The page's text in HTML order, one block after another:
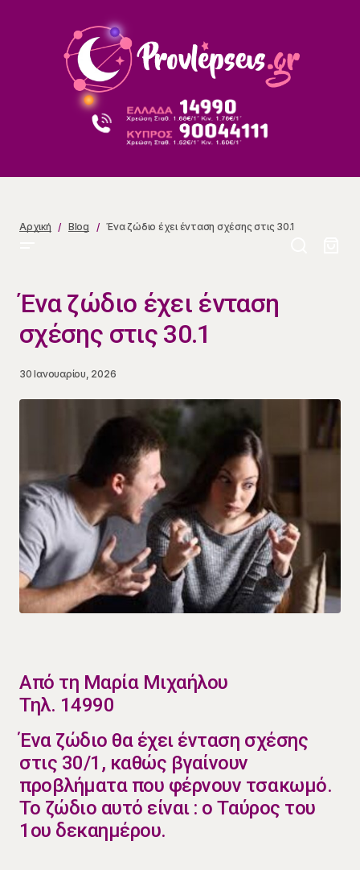
Αρχική Blog Ένα ζώδιο έχει ένταση σχέσης στις 30.1
Ένα ζώδιο έχει ένταση
σχέσης στις 30.1
30 Ιανουαρίου, 2026
​Από τη Μαρία Μιχαήλου
Τηλ. 14990
​Ένα ζώδιο θα έχει ένταση σχέσης
στις 30/1, καθώς βγαίνουν
προβλήματα που φέρνουν τσακωμό.
Το ζώδιο αυτό είναι : ο Ταύρος του
1ου δεκαημέρου.